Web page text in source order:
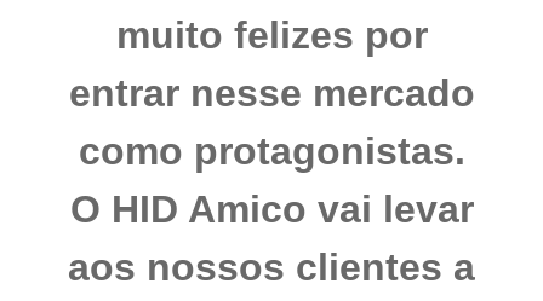
muito felizes por
entrar nesse mercado
como protagonistas.
O HID Amico vai levar
aos nossos clientes a